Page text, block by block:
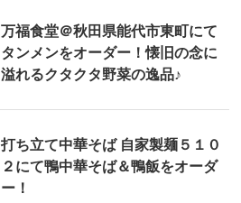
万福食堂＠秋田県能代市東町にて
タンメンをオーダー！懐旧の念に
溢れるクタクタ野菜の逸品♪
打ち立て中華そば 自家製麺５１０
２にて鴨中華そば＆鴨飯をオーダ
ー！